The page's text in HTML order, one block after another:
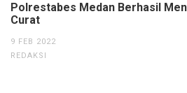
Polrestabes Medan Berhasil
Curat
9 FEB 2022
REDAKSI